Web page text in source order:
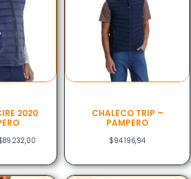
2020
89.232,00
CHALECO TRIP –
PAMPERO
$94.196,94